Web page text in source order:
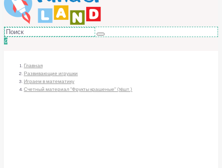
0
Главная
Развивающие игрушки
Играем в математику
Счетный материал "Фрукты крашеные" (16шт.)